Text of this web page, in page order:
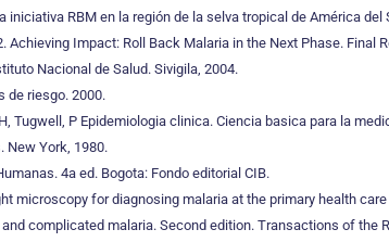
iniciativa RBM en la región de la selva tropical de América del
Achieving Impact: Roll Back Malaria in the Next Phase. Final
Nacional de Salud. Sivigila, 2004.
de riesgo. 2000.
Tugwell, P Epidemiologia clinica. Ciencia basica para la
New York, 1980.
4a ed. Bogota: Fondo editorial CIB.
microscopy for diagnosing malaria at the primary health
complicated malaria. Second edition. Transactions of